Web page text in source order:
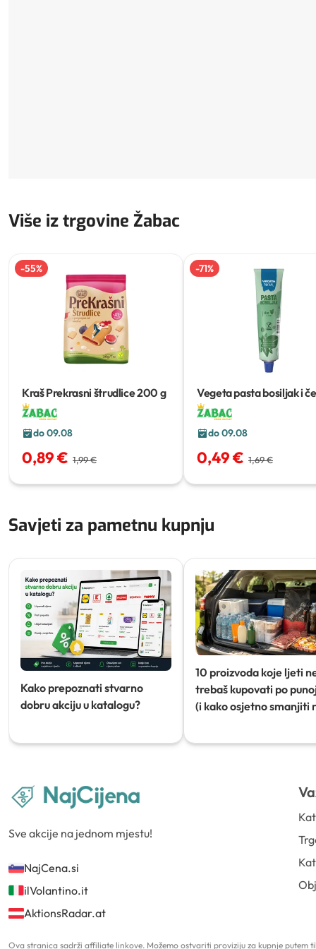
Više iz trgovine Žabac
-55%
Kraš Prekrasni štrudlice200 g
do 09.08
0,89 € 1,99 €
-71%
Vegeta pasta bosiljak i
90 g
do 09.08
0,49 € 1,69 €
Savjeti za pametnu kupnju
Kako prepoznati stvarno
dobru akciju u katalogu?
10 proizvoda koje ljeti
trebaš kupovati po
(i kako osjetno smanjiti
Sve akcije na jednom mjestu!
NajCena.si
ilVolantino.it
AktionsRadar.at
Ova stranica sadrži affiliate linkove. Možemo ostvariti proviziju za kupnje